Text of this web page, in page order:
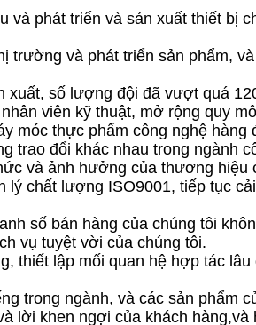
và phát triển và sản xuất thiết bị
và phát triển sản phẩm,
xuất, số lượng đội đã vượt quá
viên kỹ thuật, mở rộng quy
móc thực phẩm công nghệ hàng
trao đổi khác nhau trong ngành
và ảnh hưởng của thương hiệu
lý chất lượng ISO9001, tiếp tục
số bán hàng của chúng tôi
vụ tuyệt vời của chúng tôi.
thiết lập mối quan hệ hợp tác lâu
trong ngành, và các sản phẩm
lời khen ngợi của khách hàng,và